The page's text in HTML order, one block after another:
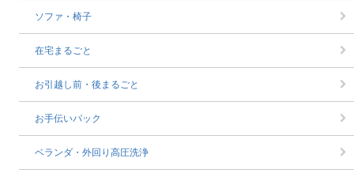
ソファ・椅子
在宅まるごと
お引越し前・後まるごと
お手伝いパック
ベランダ・外回り高圧洗浄